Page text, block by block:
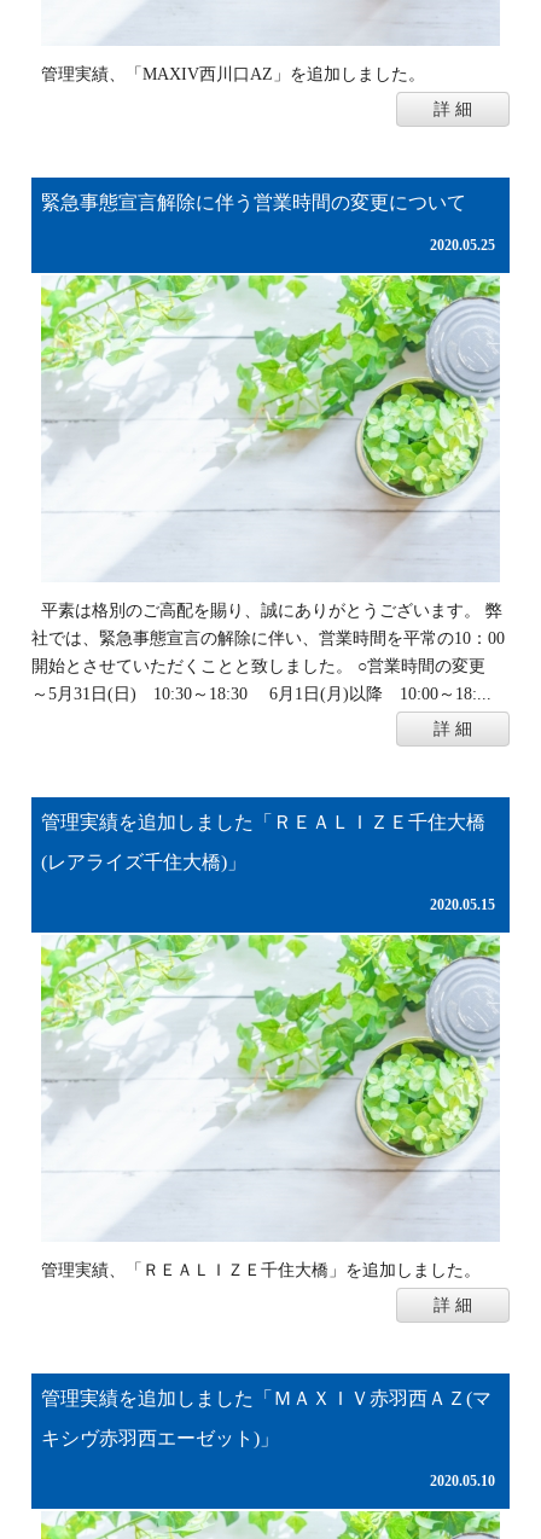
管理実績、「MAXIV西川口AZ」を追加しました。
詳 細
緊急事態宣言解除に伴う営業時間の変更について
2020.05.25
平素は格別のご高配を賜り、誠にありがとうございます。 弊
社では、緊急事態宣言の解除に伴い、営業時間を平常の10：00
開始とさせていただくことと致しました。 ○営業時間の変更
～5月31日(日) 10:30～18:30 6月1日(月)以降 10:00～18:...
詳 細
管理実績を追加しました「ＲＥＡＬＩＺＥ千住大橋
(レアライズ千住大橋)」
2020.05.15
管理実績、「ＲＥＡＬＩＺＥ千住大橋」を追加しました。
詳 細
管理実績を追加しました「ＭＡＸＩＶ赤羽西ＡＺ(マ
キシヴ赤羽西エーゼット)」
2020.05.10